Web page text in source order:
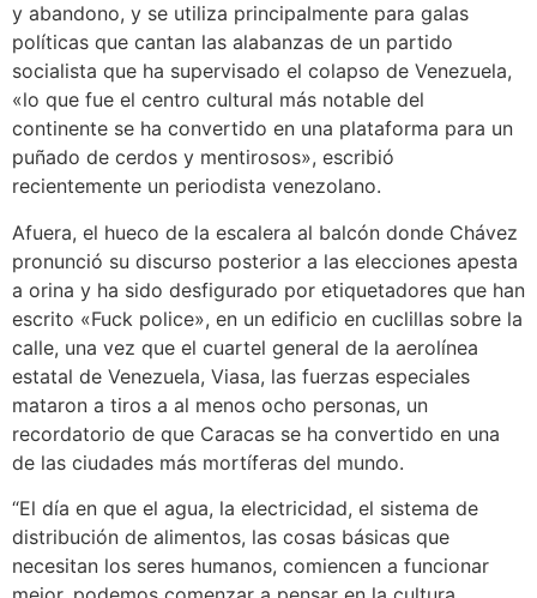
y abandono, y se utiliza principalmente para galas
políticas que cantan las alabanzas de un partido
socialista que ha supervisado el colapso de Venezuela,
«lo que fue el centro cultural más notable del
continente se ha convertido en una plataforma para un
puñado de cerdos y mentirosos», escribió
recientemente un periodista venezolano.
Afuera, el hueco de la escalera al balcón donde Chávez
pronunció su discurso posterior a las elecciones apesta
a orina y ha sido desfigurado por etiquetadores que han
escrito «Fuck police», en un edificio en cuclillas sobre la
calle, una vez que el cuartel general de la aerolínea
estatal de Venezuela, Viasa, las fuerzas especiales
mataron a tiros a al menos ocho personas, un
recordatorio de que Caracas se ha convertido en una
de las ciudades más mortíferas del mundo.
“El día en que el agua, la electricidad, el sistema de
distribución de alimentos, las cosas básicas que
necesitan los seres humanos, comiencen a funcionar